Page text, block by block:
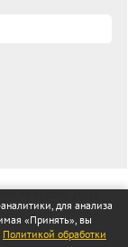
товаров. 2001—
для анализа
«Принять», вы
Политикой обработки